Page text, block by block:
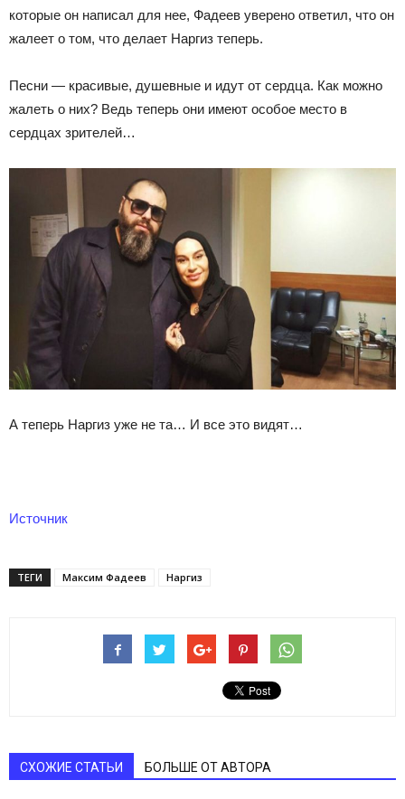
которые он написал для нее, Фадеев уверено ответил, что он
жалеет о том, что делает Наргиз теперь.
Песни — красивые, душевные и идут от сердца. Как можно
жалеть о них? Ведь теперь они имеют особое место в
сердцах зрителей…
А теперь Наргиз уже не та… И все это видят…
Источник
ТЕГИ Максим Фадеев Наргиз
СХОЖИЕ СТАТЬИ БОЛЬШЕ ОТ АВТОРА